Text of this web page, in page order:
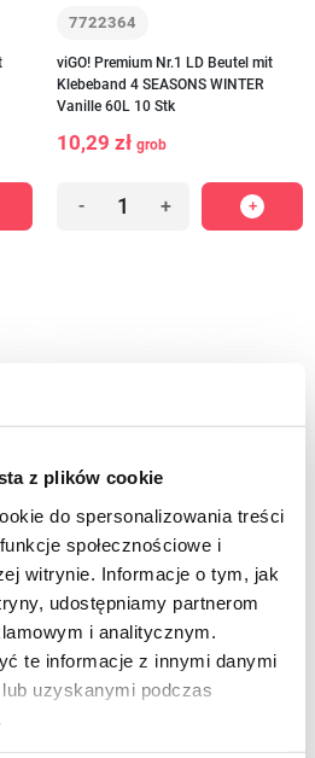
z plików cookie
do spersonalizowania treści
społecznościowe i
witrynie. Informacje o tym, jak
udostępniamy partnerom
i analitycznym.
te informacje z innymi danymi
uzyskanymi podczas
7722364
viGO! Premium Nr.1 LD Beutel mit
Klebeband 4 SEASONS WINTER
Vanille 60L 10 Stk
10,29 zł grob
- +
viGO! Premium Nr.1 LD Beutel mit
Klebeband 4 SEASONS ORIGINAL
Erdbeere 60L 10 Stk